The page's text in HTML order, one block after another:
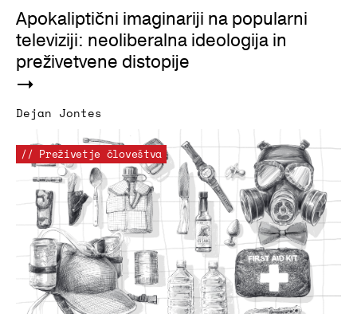
Apokaliptični imaginariji na popularni
televiziji: neoliberalna ideologija in
preživetvene distopije
Dejan Jontes
// Preživetje človeštva